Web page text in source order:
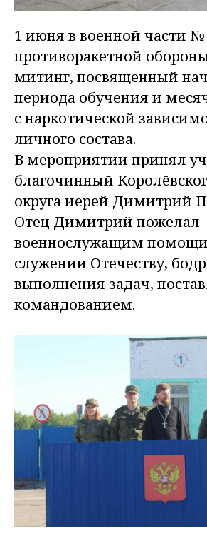
1 июня в военной части №
противоракетной
митинг, посвященный
периода обучения и
с наркотической
личного состава.
В мероприятии принял
благочинный
округа иерей Димитрий
Отец Димитрий пожелал
военнослужащим
служении Отечеству,
выполнения задач,
командованием.